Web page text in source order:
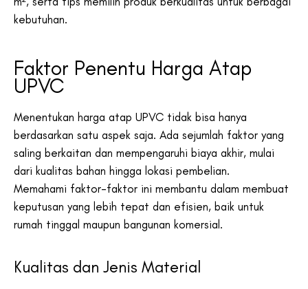
kebutuhan.
Faktor Penentu Harga Atap
UPVC
Menentukan harga atap UPVC tidak bisa hanya
berdasarkan satu aspek saja. Ada sejumlah faktor yang
saling berkaitan dan mempengaruhi biaya akhir, mulai
dari kualitas bahan hingga lokasi pembelian.
Memahami faktor-faktor ini membantu dalam membuat
keputusan yang lebih tepat dan efisien, baik untuk
rumah tinggal maupun bangunan komersial.
Kualitas dan Jenis Material